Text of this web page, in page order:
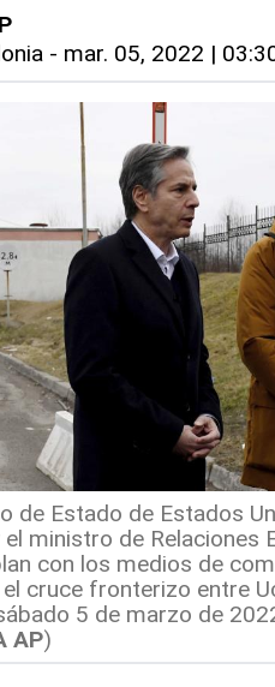
- mar. 05, 2022 |
de Estado de Estados
el ministro de Relaciones
con los medios de
cruce fronterizo entre
5 de marzo de
AP)